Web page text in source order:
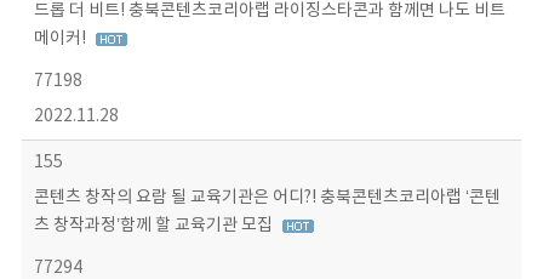
드롭 더 비트! 충북콘텐츠코리아랩 라이징스타콘과 함께면 나도 비트
메이커!
77198
2022.11.28
155
콘텐츠 창작의 요람 될 교육기관은 어디?! 충북콘텐츠코리아랩 ‘콘텐
츠 창작과정’함께 할 교육기관 모집
77294